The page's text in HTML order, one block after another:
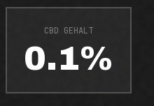
CBD GEHALT
0.1%